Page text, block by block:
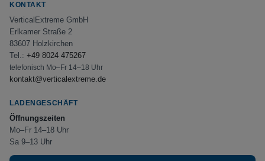
KONTAKT
VerticalExtreme GmbH
Erlkamer Straße 2
83607 Holzkirchen
Tel.: +49 8024 475267
telefonisch Mo–Fr 14–18 Uhr
kontakt@verticalextreme.de
LADENGESCHÄFT
Öffnungszeiten
Mo–Fr 14–18 Uhr
Sa 9–13 Uhr